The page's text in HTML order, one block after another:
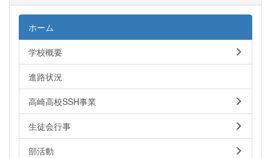
ホーム
学校概要
進路状況
高崎高校SSH事業
生徒会行事
部活動